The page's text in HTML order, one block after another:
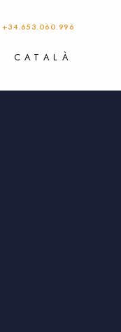
+34.653.060.996
CATALÀ